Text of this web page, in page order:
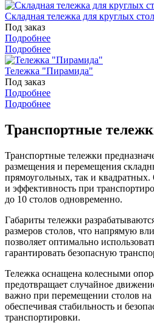
Складная тележка для круглых
Под заказ
Подробнее
Подробнее
Тележка "Пирамида"
Под заказ
Подробнее
Подробнее
Транспортные
Транспортные тележки
размещения и перемещения
прямоугольных, так и квадратных.
и эффективность при
до 10 столов одновременно.
Габариты тележки
размеров столов, что напрямую
позволяет оптимально
гарантировать безопасную
Тележка оснащена колесными
предотвращает случайное
важно при перемещении столов на
обеспечивая стабильность и
транспортировки.